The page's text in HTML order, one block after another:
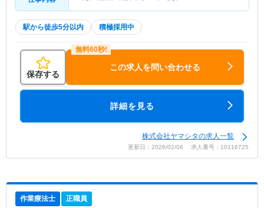
駅から徒歩5分以内 積極採用中
保存する
この求人を問い合わせる
詳細を見る
株式会社ヤマシタの求人一覧
更新日：2026/02/06 求人番号：10116725
作業療法士 正職員